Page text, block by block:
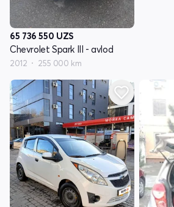
65 736 550 UZS
Chevrolet Spark III - avlod
2012 255 000 km